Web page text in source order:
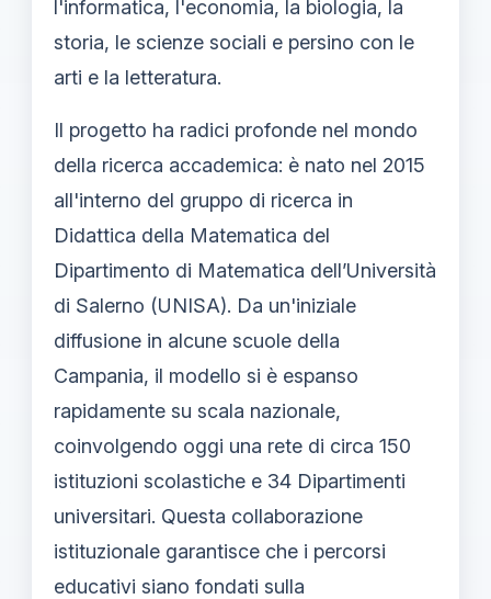
l'informatica, l'economia, la biologia, la
storia, le scienze sociali e persino con le
arti e la letteratura.
Il progetto ha radici profonde nel mondo
della ricerca accademica: è nato nel 2015
all'interno del gruppo di ricerca in
Didattica della Matematica del
Dipartimento di Matematica dell’Università
di Salerno (UNISA). Da un'iniziale
diffusione in alcune scuole della
Campania, il modello si è espanso
rapidamente su scala nazionale,
coinvolgendo oggi una rete di circa 150
istituzioni scolastiche e 34 Dipartimenti
universitari. Questa collaborazione
istituzionale garantisce che i percorsi
educativi siano fondati sulla